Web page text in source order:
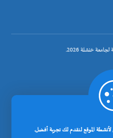
خنشلة 2026.
الموقع لنقدم لك تجربة أفضل.